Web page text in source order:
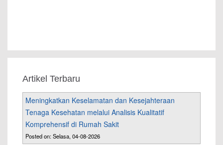
Artikel Terbaru
Meningkatkan Keselamatan dan Kesejahteraan
Tenaga Kesehatan melalui Analisis Kualitatif
Komprehensif di Rumah Sakit
Posted on: Selasa, 04-08-2026